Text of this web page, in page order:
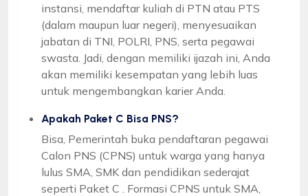
instansi, mendaftar kuliah di PTN atau PTS
(dalam maupun luar negeri), menyesuaikan
jabatan di TNI, POLRI, PNS, serta pegawai
swasta. Jadi, dengan memiliki ijazah ini, Anda
akan memiliki kesempatan yang lebih luas
untuk mengembangkan karier Anda.
Apakah Paket C Bisa PNS?
Bisa, Pemerintah buka pendaftaran pegawai
Calon PNS (CPNS) untuk warga yang hanya
lulus SMA, SMK dan pendidikan sederajat
seperti Paket C . Formasi CPNS untuk SMA,